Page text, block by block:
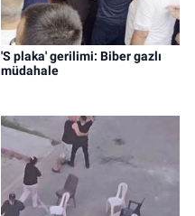
'S plaka' gerilimi: Biber gazlı
müdahale